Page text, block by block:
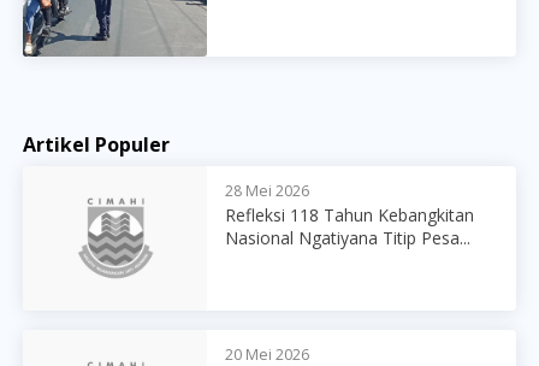
Artikel Populer
28 Mei 2026
Refleksi 118 Tahun Kebangkitan
Nasional Ngatiyana Titip Pesa...
20 Mei 2026